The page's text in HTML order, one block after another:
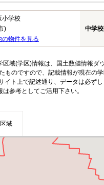
小学校
)
の物件を見る
中学
域(学区)情報は、国土数値情報
のですので、記載情報が現在の学
イト上で記述通り、データは必ず
参考としてご活用下さい。
域